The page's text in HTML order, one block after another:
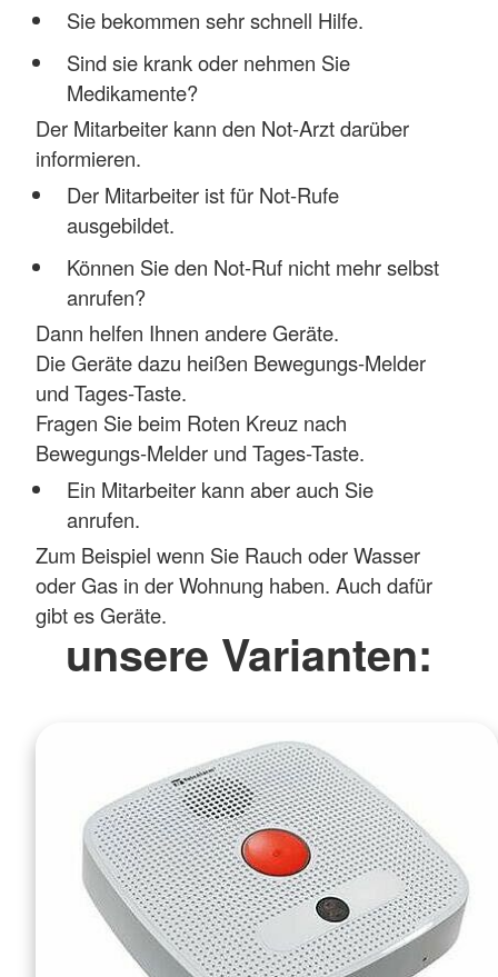
Sie bekommen sehr schnell Hilfe.
Sind sie krank oder nehmen Sie
Medikamente?
Der Mitarbeiter kann den Not-Arzt darüber
informieren.
Der Mitarbeiter ist für Not-Rufe
ausgebildet.
Können Sie den Not-Ruf nicht mehr selbst
anrufen?
Dann helfen Ihnen andere Geräte.
Die Geräte dazu heißen Bewegungs-Melder
und Tages-Taste.
Fragen Sie beim Roten Kreuz nach
Bewegungs-Melder und Tages-Taste.
Ein Mitarbeiter kann aber auch Sie
anrufen.
Zum Beispiel wenn Sie Rauch oder Wasser
oder Gas in der Wohnung haben. Auch dafür
gibt es Geräte.
unsere Varianten: